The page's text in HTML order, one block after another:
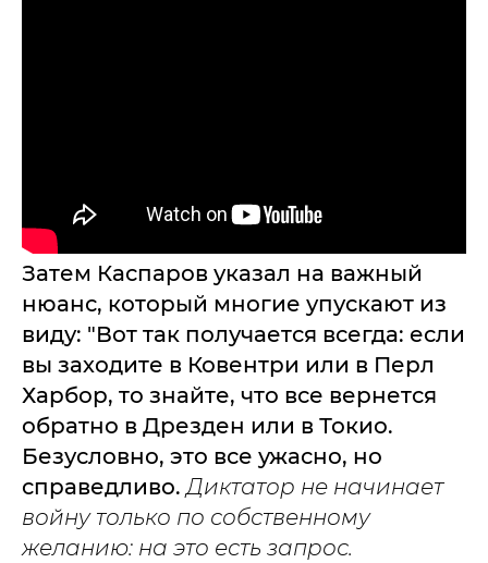
Затем Каспаров указал на важный
нюанс, который многие упускают из
виду: "Вот так получается всегда: если
вы заходите в Ковентри или в Перл
Харбор, то знайте, что все вернется
обратно в Дрезден или в Токио.
Безусловно, это все ужасно, но
справедливо.Диктатор не начинает
войну только по собственному
желанию: на это есть запрос.